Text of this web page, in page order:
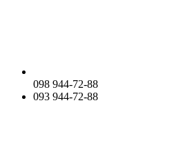
098 944-72-88
093 944-72-88